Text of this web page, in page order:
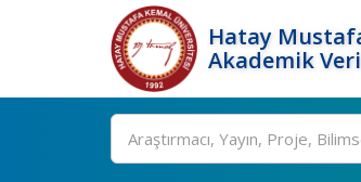
Hatay
Akademik
Ara